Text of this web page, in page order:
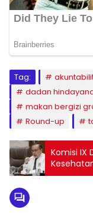
Tag:
dadan
makan bergizi
Round-up
Komisi IX